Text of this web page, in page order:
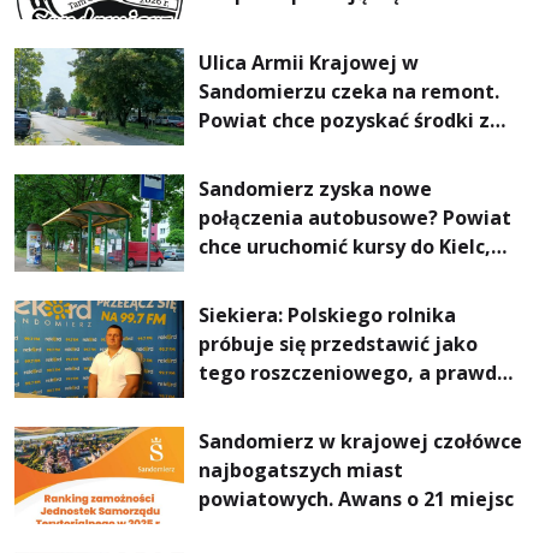
Pieszym „Tam Gdzie Pieprz
Rośnie”
Ulica Armii Krajowej w
Sandomierzu czeka na remont.
Powiat chce pozyskać środki z
Dróg
Sandomierz zyska nowe
połączenia autobusowe? Powiat
chce uruchomić kursy do Kielc,
Siekiera: Polskiego rolnika
próbuje się przedstawić jako
tego roszczeniowego, a prawda
Sandomierz w krajowej czołówce
najbogatszych miast
powiatowych. Awans o 21 miejsc